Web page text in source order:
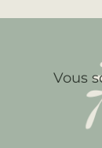
Vous